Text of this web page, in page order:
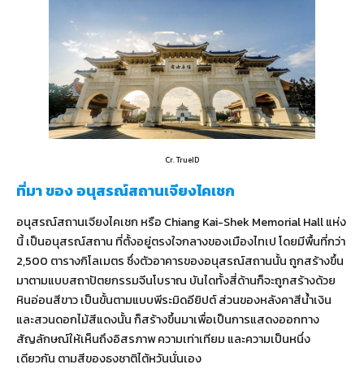
Cr. TrueID
ที่มา ของ อนุสรณ์สถานเจียงไคเชก
อนุสรณ์สถานเจียงไคเชก หรือ Chiang Kai-Shek Memorial Hall แห่ง
นี้ เป็นอนุสรณ์สถาน ที่ตั้งอยู่ตรงใจกลางของเมืองไทเป โดยมีพื้นที่กว่า
2,500 ตารางกิโลเมตร ซึ่งตัวอาคารของอนุสรณ์สถานนั้น ถูกสร้างขึ้น
มาตามแบบสถาปัตยกรรมจีนโบราณ บันไดทั้งสี่ด้านก็จะถูกสร้างด้วย
หินอ่อนสีขาว เป็นขั้นตามแบบพีระมิดอียิปต์ ส่วนของหลังคาสีน้ำเงิน
และสวนดอกไม้สีแดงนั้น ก็สร้างขึ้นมาเพื่อเป็นการแสดงออกทาง
สัญลักษณ์ให้เห็นถึงอิสรภาพ ความเท่าเทียม และความเป็นหนึ่ง
เดียวกัน ตามสีของธงชาติไต้หวันนั่นเอง